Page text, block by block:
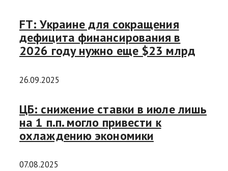
FT: Украине для сокращения
дефицита финансирования в
2026 году нужно еще $23 млрд
26.09.2025
ЦБ: снижение ставки в июле лишь
на 1 п.п. могло привести к
охлаждению экономики
07.08.2025